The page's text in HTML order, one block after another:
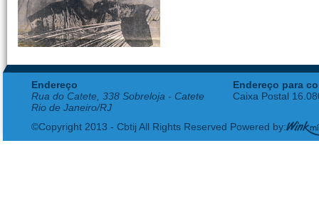
Endereço
Rua do Catete, 338 Sobreloja - Catete
Rio de Janeiro/RJ
Endereço para
Caixa Postal
©Copyright 2013 - Cbtij All Rights Reserved Powered by: